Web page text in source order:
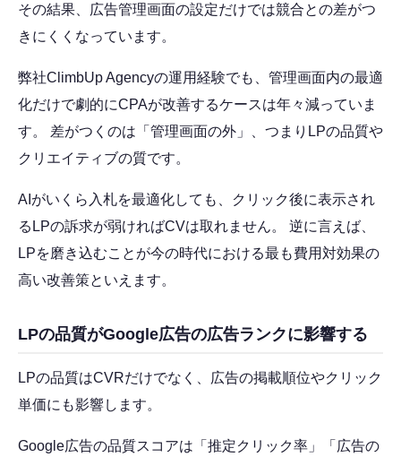
その結果、広告管理画面の設定だけでは競合との差がつ
きにくくなっています。
弊社ClimbUp Agencyの運用経験でも、管理画面内の最適
化だけで劇的にCPAが改善するケースは年々減っていま
す。 差がつくのは「管理画面の外」、つまりLPの品質や
クリエイティブの質です。
AIがいくら入札を最適化しても、クリック後に表示され
るLPの訴求が弱ければCVは取れません。 逆に言えば、
LPを磨き込むことが今の時代における最も費用対効果の
高い改善策といえます。
LPの品質がGoogle広告の広告ランクに影響する
LPの品質はCVRだけでなく、広告の掲載順位やクリック
単価にも影響します。
Google広告の品質スコアは「推定クリック率」「広告の